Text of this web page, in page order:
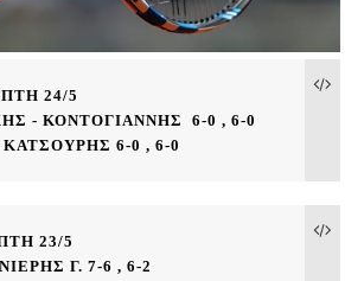
24/5
- ΚΟΝΤΟΓΙΑΝΝΗΣ  6-0 , 6-0
6-0 , 6-0
23/5
Γ. 7-6 , 6-2